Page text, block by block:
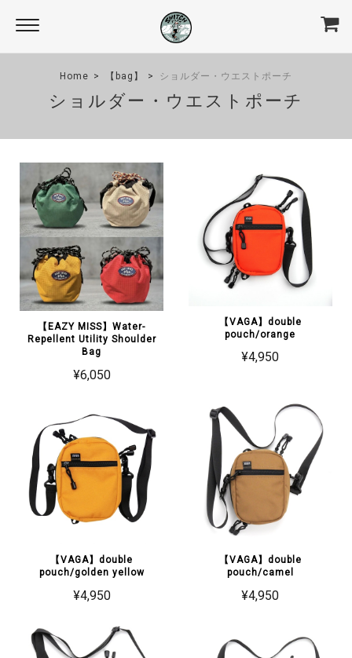
Home 【bag】 ショルダー・ウエストポーチ
ショルダー・ウエストポーチ
【EAZY MISS】Water-
Repellent Utility Shoulder
Bag
¥6,050
【VAGA】double
pouch/orange
¥4,950
【VAGA】double
pouch/golden yellow
¥4,950
【VAGA】double
pouch/camel
¥4,950